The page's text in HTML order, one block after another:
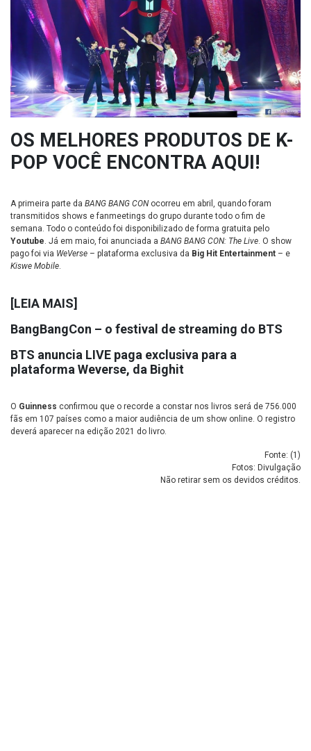
OS MELHORES PRODUTOS DE K-
POP VOCÊ ENCONTRA AQUI!
A primeira parte da BANG BANG CONocorreu em abril, quando foram
transmitidos shows e fanmeetings do grupo durante todo o fim de
semana. Todo o conteúdo foi disponibilizado de forma gratuita pelo
Youtube . Já em maio, foi anunciada a BANG BANG CON: The Live . O show
pago foi via WeVerse – plataforma exclusiva da Big Hit Entertainment – e
Kiswe Mobile
[LEIA MAIS]
BangBangCon – o festival de streaming do BTS
BTS anuncia LIVE paga exclusiva para a
plataforma Weverse, da Bighit
O Guinness confirmou que o recorde a constar nos livros será de 756.000
fãs em 107 países como a maior audiência de um show online. O registro
deverá aparecer na edição 2021 do livro.
Fonte: (1 )
Fotos: Divulgação
Não retirar sem os devidos créditos.